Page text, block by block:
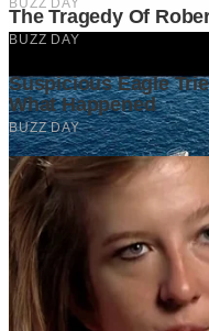
Ditulis olehKontributor
Penyuka detail yang
Bertugas merangkai ide
setiap titik dan koma berada
membacamu
Komentar (